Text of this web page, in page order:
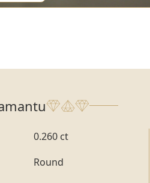
0.260 ct
Round